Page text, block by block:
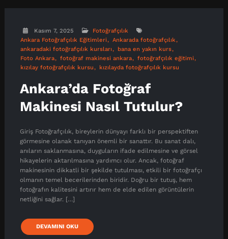
Kasım 7, 2025
Fotoğrafçılık
Ankara Fotoğrafçılık Eğitimleri
Ankarada fotoğrafçılık
ankaradaki fotoğrafçılık kursları
bana en yakın kurs
Foto Ankara
fotoğraf makinesi ankara
fotoğrafçılık eğitimi
kızılay fotoğrafçılık kursu
kızılayda fotoğrafçılık kursu
Ankara’da Fotoğraf
Makinesi Nasıl Tutulur?
Giriş Fotoğrafçılık, bireylerin dünyayı farklı bir perspektiften
görmesine olanak tanıyan önemli bir sanattır. Bu sanat dalı,
anıların saklanmasına, duyguların ifade edilmesine ve görsel
hikayelerin aktarılmasına yardımcı olur. Ancak, fotoğraf
makinesinin dikkatli bir şekilde tutulması, etkili bir fotoğrafçı
olmanın temel becerilerinden biridir. Doğru bir tutuş, hem
fotoğrafın kalitesini artırır hem de elde edilen görüntülerin
netliğini sağlar. […]
DEVAMINI OKU